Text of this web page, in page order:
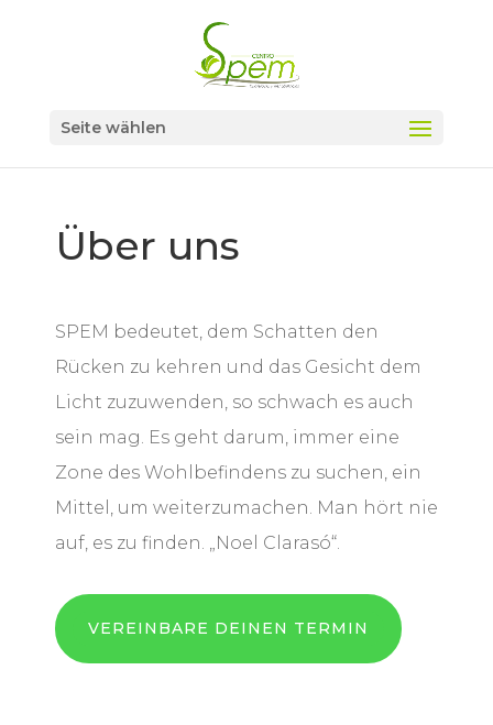
Seite wählen
Über uns
SPEM bedeutet, dem Schatten den
Rücken zu kehren und das Gesicht dem
Licht zuzuwenden, so schwach es auch
sein mag. Es geht darum, immer eine
Zone des Wohlbefindens zu suchen, ein
Mittel, um weiterzumachen. Man hört nie
auf, es zu finden. „Noel Clarasó“.
VEREINBARE DEINEN TERMIN